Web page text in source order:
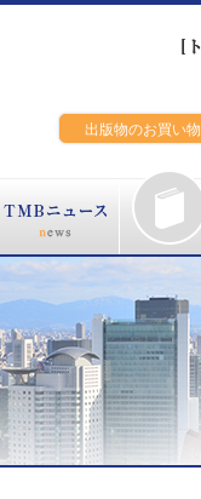
出版物のお買い物